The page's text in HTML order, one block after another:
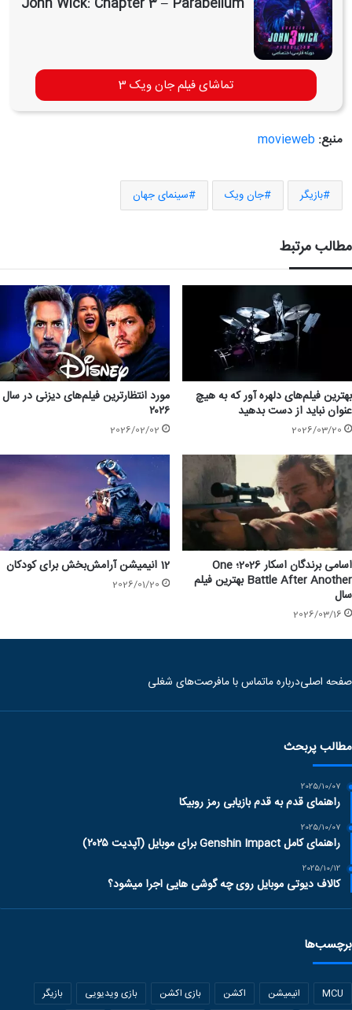
John Wick: Chapter 3 – Parabellum
تماشای فیلم جان ویک 3
منبع: movieweb
بازیگر جان ویک سینمای جهان
مطالب مرتبط
بهترین فیلم‌های دلهره آور که به هیچ
عنوان نباید از دست بدهید
2026/03/20
مورد انتظار‌ترین فیلم‌های دیزنی در سال
۲۰۲۶
2026/02/02
اسامی برندگان اسکار 2026؛ One
Battle After Another بهترین فیلم
سال
2026/03/16
12 انیمیشن آرامش‌بخش برای کودکان
2026/01/20
صفحه اصلیدرباره ماتماس با مافرصت‌های شغلی
مطالب پربحث
2025/10/07
راهنمای قدم به قدم بازیابی رمز روبیکا
2025/10/07
راهنمای کامل Genshin Impact برای موبایل (آپدیت ۲۰۲۵)
2025/10/12
کالاف دیوتی موبایل روی چه گوشی هایی اجرا میشود؟
برچسب‌ها
MCU انیمیشن اکشن بازی اکشن بازی ویدیویی بازیگر